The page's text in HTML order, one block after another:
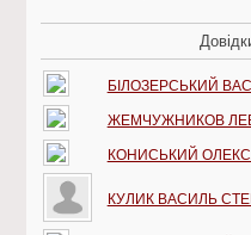
БІЛОЗЕРСЬКИЙ
ЖЕМЧУЖНИКОВ
КОНИСЬКИЙ
КУЛИК ВАСИЛЬ